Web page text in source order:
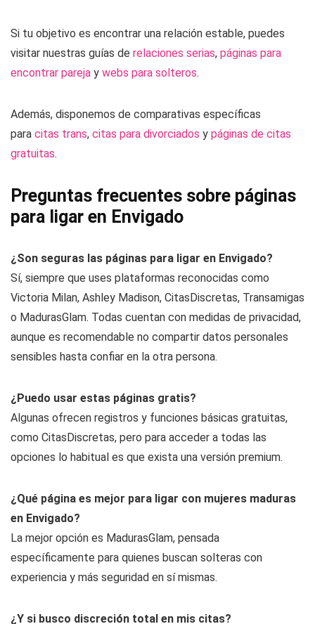
Si tu objetivo es encontrar una relación estable, puedes
visitar nuestras guías de relaciones serias, páginas para
encontrar pareja y webs para solteros.
Además, disponemos de comparativas específicas
para citas trans, citas para divorciados y páginas de citas
gratuitas.
Preguntas frecuentes sobre páginas
para ligar en Envigado
¿Son seguras las páginas para ligar en Envigado?
Sí, siempre que uses plataformas reconocidas como
Victoria Milan, Ashley Madison, CitasDiscretas, Transamigas
o MadurasGlam. Todas cuentan con medidas de privacidad,
aunque es recomendable no compartir datos personales
sensibles hasta confiar en la otra persona.
¿Puedo usar estas páginas gratis?
Algunas ofrecen registros y funciones básicas gratuitas,
como CitasDiscretas, pero para acceder a todas las
opciones lo habitual es que exista una versión premium.
¿Qué página es mejor para ligar con mujeres maduras
en Envigado?
La mejor opción es MadurasGlam, pensada
específicamente para quienes buscan solteras con
experiencia y más seguridad en sí mismas.
¿Y si busco discreción total en mis citas?